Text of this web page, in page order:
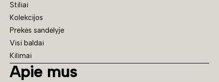
Stiliai
Kolekcijos
Prekės sandėlyje
Visi baldai
Kilimai
Apie mus